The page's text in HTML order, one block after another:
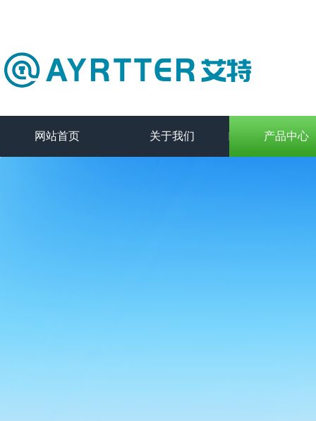
网站首页 关于我们 产品中心